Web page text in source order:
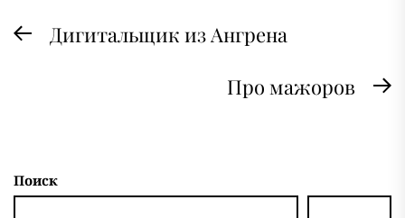
Навигация
по
Предыдущая
Дигитальщик из Ангрена
Про мажоров
Поиск